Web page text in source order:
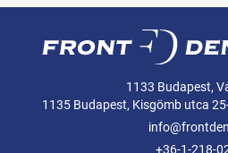
1133 Budapest,
1135 Budapest, Kisgömb utca
+36-1-218-